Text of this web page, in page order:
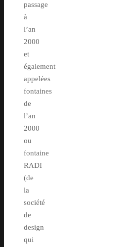
passage
à
l’an
2000
et
également
appelées
fontaines
de
l’an
2000
ou
fontaine
RADI
(de
la
société
de
design
qui